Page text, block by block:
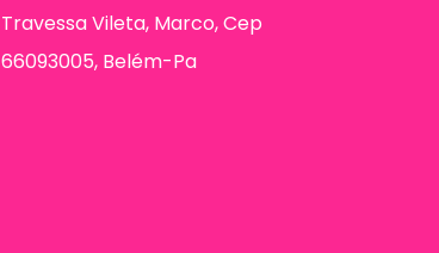
Travessa Vileta, Marco, Cep
66093005, Belém-Pa